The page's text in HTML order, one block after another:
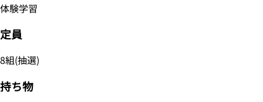
体験学習
定員
8組(抽選)
持ち物